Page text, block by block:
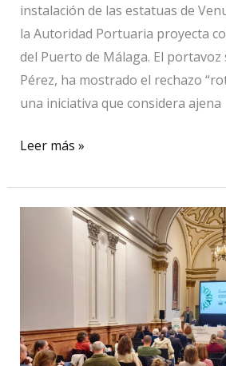
instalación de las estatuas de
la Autoridad Portuaria proyecta
del Puerto de Málaga. El portavoz
Pérez, ha mostrado el rechazo
una iniciativa que considera ajena
El
exige
paralizar
estatuas
en
Leer más »